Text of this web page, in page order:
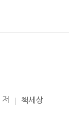
저
책세상